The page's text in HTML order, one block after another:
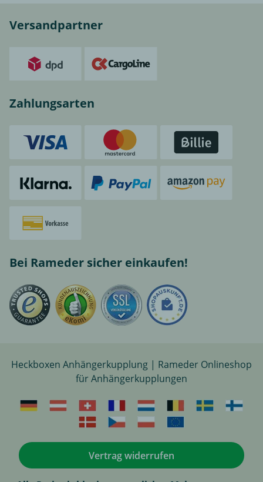
Versandpartner
Zahlungsarten
Bei Rameder sicher einkaufen!
Heckboxen Anhängerkupplung | Rameder Onlineshop
für Anhängerkupplungen
Vertrag widerrufen